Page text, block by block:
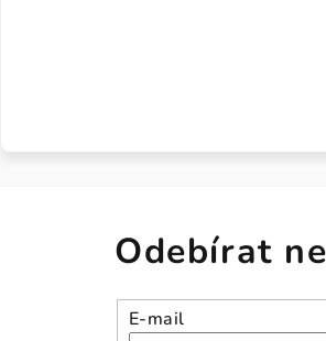
Odebírat
E-mail